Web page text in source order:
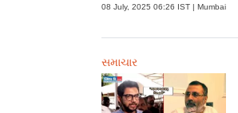
08 July, 2025 06:26 IST | Mumbai
સમાચાર